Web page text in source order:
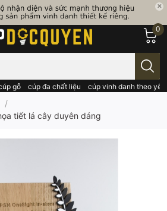
gỗ cúp đa chất liệu cúp vinh danh theo
0
/
tiết lá cây duyên dáng